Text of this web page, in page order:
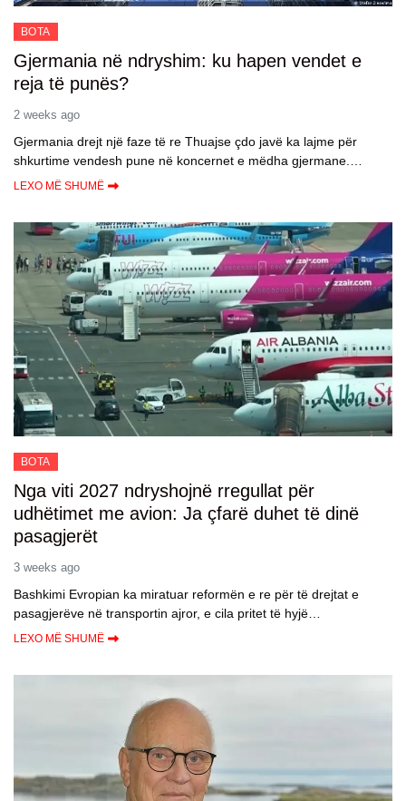
BOTA
Gjermania në ndryshim: ku hapen vendet e
reja të punës?
2 weeks ago
Gjermania drejt një faze të re Thuajse çdo javë ka lajme për
shkurtime vendesh pune në koncernet e mëdha gjermane.…
LEXO MË SHUMË
BOTA
Nga viti 2027 ndryshojnë rregullat për
udhëtimet me avion: Ja çfarë duhet të dinë
pasagjerët
3 weeks ago
Bashkimi Evropian ka miratuar reformën e re për të drejtat e
pasagjerëve në transportin ajror, e cila pritet të hyjë…
LEXO MË SHUMË